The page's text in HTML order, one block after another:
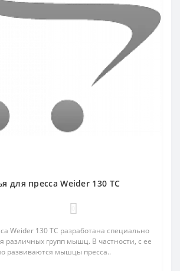
для пресса Weider 130 TC
Weider 130 TC разработана специально
различных групп мышц. В частности, с ее
развиваются мышцы пресса..